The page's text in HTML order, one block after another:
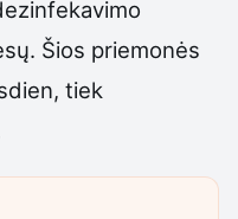
Šios priemonės
tiek